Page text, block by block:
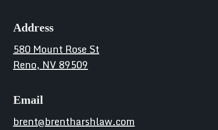
Address
580 Mount Rose St
Reno, NV 89509
Email
brent@brentharshlaw.com